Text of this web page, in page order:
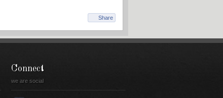
Share
Connect
we are social